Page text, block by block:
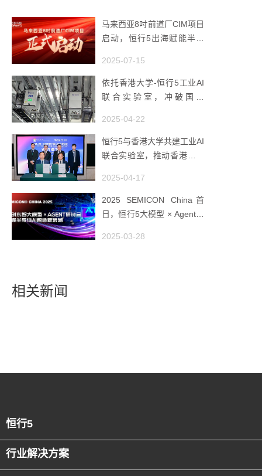
马来西亚8吋前道厂CIM项目
启动，恒行5出海赋能半导
2025-07-15
依托香港大学-恒行5工业AI
联合实验室，冲破国产
2025-04-22
恒行5与香港大学共建工业AI
联合实验室，推动香港成为
2025-04-17
2025 SEMICON China首
日，恒行5大模型 × Agent研
潮
2025-03-28
相关新闻
恒行5
行业解决方案